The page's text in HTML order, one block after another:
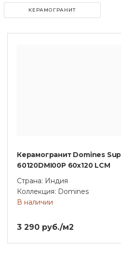
КЕРАМОГРАНИТ
Керамогранит Domines
60120DMI00P 60х120 LCM
Страна: Индия
Коллекция: Domines
В наличии
3 290 руб./м2